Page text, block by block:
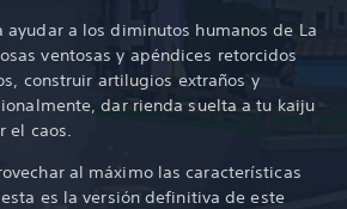
a los diminutos humanos de La
ventosas y apéndices retorcidos
construir artilugios extraños y
dar rienda suelta a tu kaiju
el caos.
al máximo las características
esta es la versión definitiva de este